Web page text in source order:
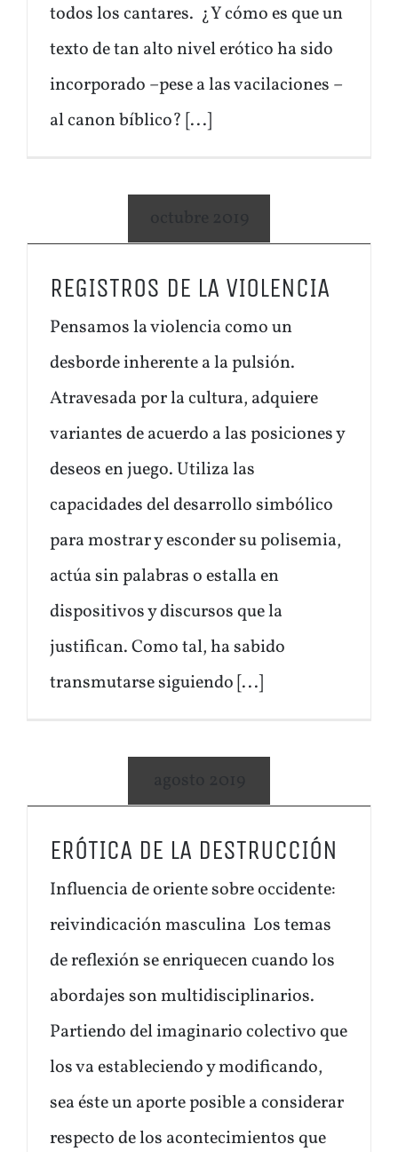
todos los cantares. ¿Y cómo es que un
texto de tan alto nivel erótico ha sido
incorporado –pese a las vacilaciones –
al canon bíblico? [...]
REGISTROS DE LA VIOLENCIA
Pensamos la violencia como un
desborde inherente a la pulsión.
Atravesada por la cultura, adquiere
variantes de acuerdo a las posiciones y
deseos en juego. Utiliza las
capacidades del desarrollo simbólico
para mostrar y esconder su polisemia,
actúa sin palabras o estalla en
dispositivos y discursos que la
justifican. Como tal, ha sabido
transmutarse siguiendo [...]
ERÓTICA DE LA DESTRUCCIÓN
Influencia de oriente sobre occidente:
reivindicación masculina Los temas
de reflexión se enriquecen cuando los
abordajes son multidisciplinarios.
Partiendo del imaginario colectivo que
los va estableciendo y modificando,
sea éste un aporte posible a considerar
respecto de los acontecimientos que